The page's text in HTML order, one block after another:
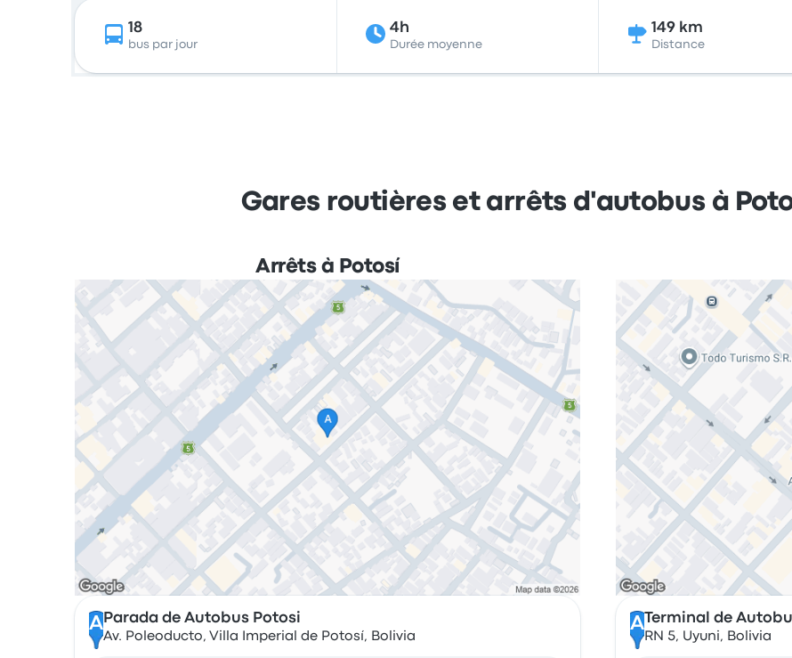
18
bus par jour
4h
Durée moyenne
149 km
Distance
Gares routières et arrêts d'autobus à
Arrêts à Potosí
A Parada de Autobus Potosi
Av. Poleoducto, Villa Imperial de Potosí, Bolivia
A Terminal de
RN 5, Uyuni, Bolivia